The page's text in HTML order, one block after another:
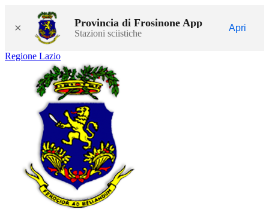
× Provincia di Frosinone App
Stazioni sciistiche
Apri
Regione Lazio